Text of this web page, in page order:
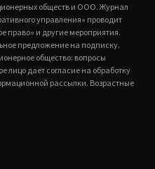
обществ и ООО. Журнал
управления» проводит
право» и другие мероприятия.
предложение на подписку.
общество: вопросы
лицо дает согласие на обработку
рассылки. Возрастные